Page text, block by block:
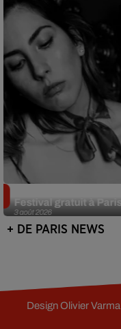
3 août 2026
Festival gratuit à Paris
+ DE PARIS NEWS
DesignOlivier Varma